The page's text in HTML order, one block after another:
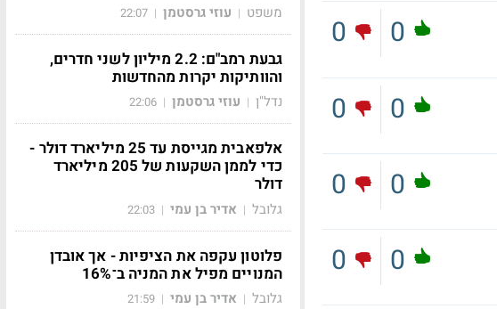
0
0
0
0
0
0
0
0
משפט | עוזי גרסטמן |
22:07
גבעת רמב"ם: 2.2 מיליון לשני חדרים,
והוותיקות יקרות מהחדשות
נדל"ן | עוזי גרסטמן |
22:06
אלפאבית מגייסת עד 25 מיליארד דולר -
כדי לממן השקעות של 205 מיליארד
דולר
גלובל | אדיר בן עמי |
22:03
פלוטון עקפה את הציפיות - אך אובדן
המנויים מפיל את המניה ב־16%
גלובל | אדיר בן עמי |
21:59